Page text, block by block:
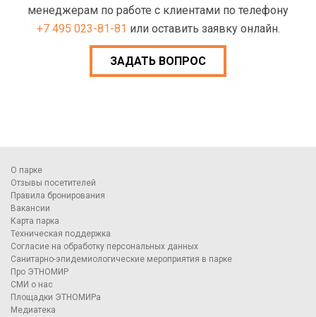
менеджерам по работе с клиентами по телефону
+7 495 023-81-81 или оставить заявку онлайн.
ЗАДАТЬ ВОПРОС
О парке
Отзывы посетителей
Правила бронирования
Вакансии
Карта парка
Техническая поддержка
Согласие на обработку персональных данных
Санитарно-эпидемиологические мероприятия в парке
Про ЭТНОМИР
СМИ о нас
Площадки ЭТНОМИРа
Медиатека